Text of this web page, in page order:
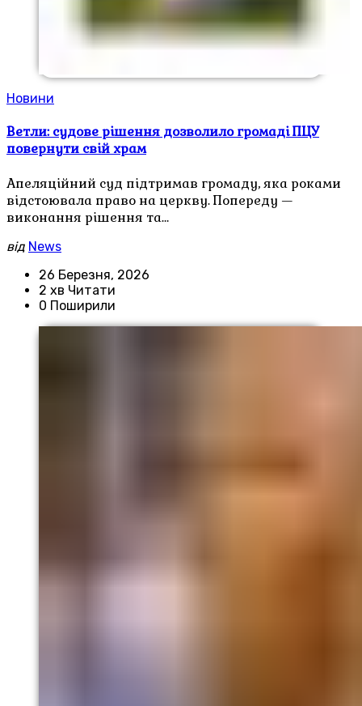
Новини
Ветли: судове рішення дозволило громаді ПЦУ
повернути свій храм
Апеляційний суд підтримав громаду, яка роками
відстоювала право на церкву. Попереду —
виконання рішення та…
від News
26 Березня, 2026
2 хв Читати
0 Поширили